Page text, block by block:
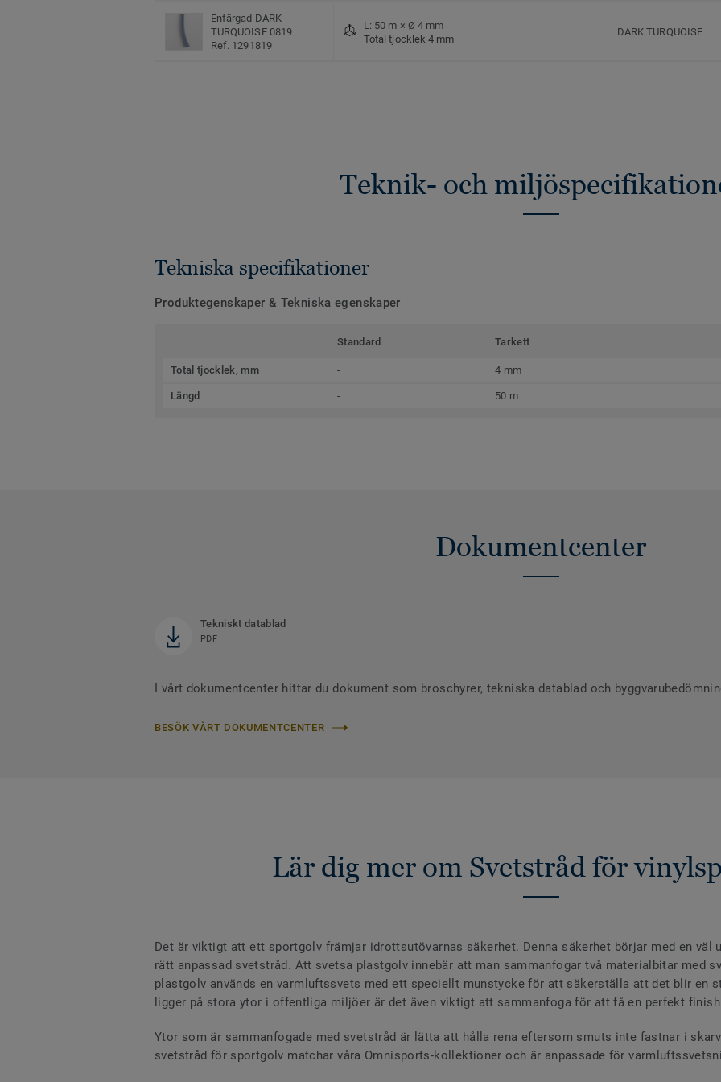
Enfärgad DARK
TURQUOISE 0819
Ref. 1291819
L: 50 m × Ø 4 mm
Total tjocklek 4 mm
DARK TURQUOISE
Teknik- och
Tekniska specifikationer
Produktegenskaper & Tekniska egenskaper
Standard Tarkett
Total tjocklek, mm - 4 mm
Längd - 50 m
Dokumentcenter
Tekniskt datablad
PDF
I vårt dokumentcenter hittar du dokument som broschyrer, tekniska datablad och
BESÖK VÅRT DOKUMENTCENTER
Lär dig mer om Svetstråd för
Det är viktigt att ett sportgolv främjar idrottsutövarnas säkerhet. Denna säkerhet börjar med en
rätt anpassad svetstråd. Att svetsa plastgolv innebär att man sammanfogar två materialbitar med
plastgolv används en varmluftssvets med ett speciellt munstycke för att säkerställa att det blir en
ligger på stora ytor i offentliga miljöer är det även viktigt att sammanfoga för att få en perfekt
Ytor som är sammanfogade med svetstråd är lätta att hålla rena eftersom smuts inte fastnar i
svetstråd för sportgolv matchar våra Omnisports-kollektioner och är anpassade för